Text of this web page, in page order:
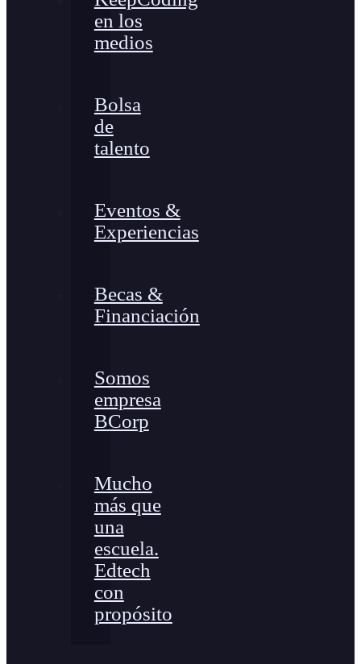
en los
medios
Bolsa
de
talento
Eventos &
Experiencias
Becas &
Financiación
Somos
empresa
BCorp
Mucho
más que
una
escuela.
Edtech
con
propósito